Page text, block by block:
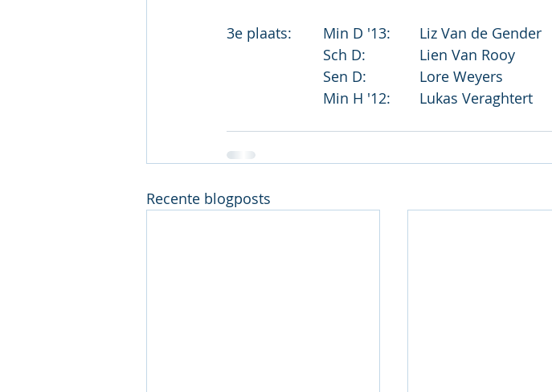
3e plaats:	Min D '13:	Liz Van de Gender
			Sch D:		Lien Van Rooy
			Sen D:		Lore Weyers
			Min H '12:	Lukas Veraghtert
Recente blogposts